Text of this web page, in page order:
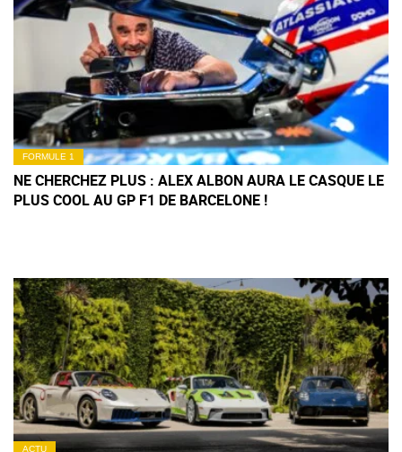
FORMULE 1
NE CHERCHEZ PLUS : ALEX ALBON AURA LE CASQUE LE
PLUS COOL AU GP F1 DE BARCELONE !
ACTU